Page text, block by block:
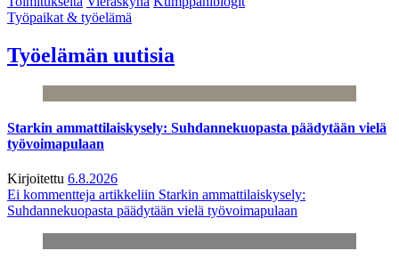
Työpaikat & työelämä
Työelämän uutisia
Starkin ammattilaiskysely: Suhdannekuopasta päädytään vielä
työvoimapulaan
Kirjoitettu 6.8.2026
Ei kommentteja artikkeliin Starkin ammattilaiskysely:
Suhdannekuopasta päädytään vielä työvoimapulaan